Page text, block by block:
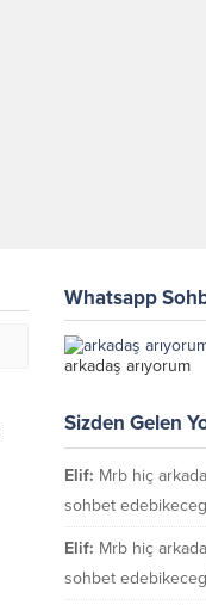
Whatsapp
arkadaş arıyorum
Sizden Gelen
Elif: Mrb hiç
sohbet
Elif: Mrb hiç
sohbet